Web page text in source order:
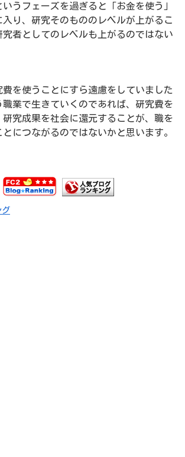
うフェーズを過ぎると「お金を使う」
入り、研究そのもののレベルが上がるこ
究者としてのレベルも上がるのではない
を使うことにすら遠慮をしていました
業で生きていくのであれば、研究費を
研究成果を社会に還元することが、職を
につながるのではないかと思います。
グ